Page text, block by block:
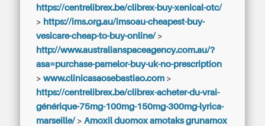
https://centrelibrex.be/clibrex-buy-xenical-otc/
> https://ims.org.au/imsoau-cheapest-buy-
vesicare-cheap-to-buy-online/>
http://www.australianspaceagency.com.au/?
asa=purchase-pamelor-buy-uk-no-prescription
>www.clinicasaosebastiao.com >
https://centrelibrex.be/clibrex-acheter-du-vrai-
générique-75mg-100mg-150mg-300mg-lyrica-
marseille/>Amoxil duomox amotaks grunamox